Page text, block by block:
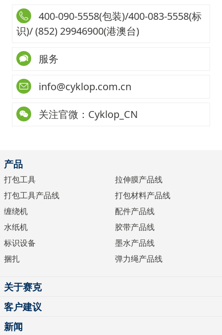
400-090-5558(包装)/400-083-5558(标
识)/ (852) 29946900(港澳台)
服务
info@cyklop.com.cn
关注官微：Cyklop_CN
产品
打包工具
打包工具产品线
缠绕机
水纸机
标识设备
捆扎
拉伸膜产品线
打包材料产品线
配件产品线
胶带产品线
墨水产品线
弹力绳产品线
关于赛克
客户建议
新闻